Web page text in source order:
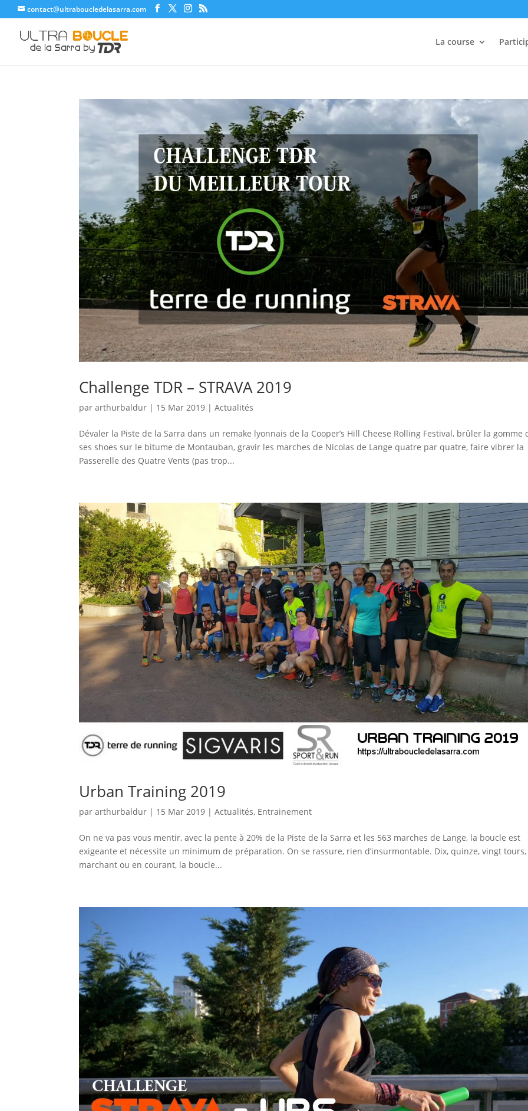
contact@ultraboucledelasarra.com
La course
Challenge TDR – STRAVA 2019
pararthurbaldur | 15 Mar 2019 |Actualités
Dévaler la Piste de la Sarra dans un remake lyonnais de la Cooper’s Hill Cheese Rolling Festival, brûler la gomme
ses shoes sur le bitume de Montauban, gravir les marches de Nicolas de Lange quatre par quatre, faire vibrer la
Passerelle des Quatre Vents (pas trop...
Urban Training 2019
pararthurbaldur | 15 Mar 2019 |Actualités, Entrainement
On ne va pas vous mentir, avec la pente à 20% de la Piste de la Sarra et les 563 marches de Lange, la boucle est
exigeante et nécessite un minimum de préparation. On se rassure, rien d’insurmontable. Dix, quinze, vingt
marchant ou en courant, la boucle...